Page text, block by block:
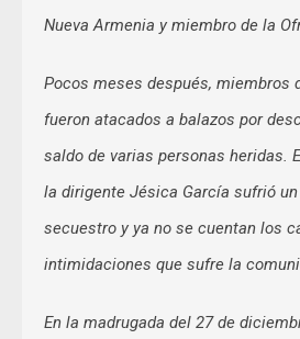
Nueva Armenia y miembro de la
Pocos meses después, miembros
fueron atacados a balazos por
saldo de varias personas heridas.
la dirigente Jésica García sufrió
secuestro y ya no se cuentan los
intimidaciones que sufre la
En la madrugada del 27 de